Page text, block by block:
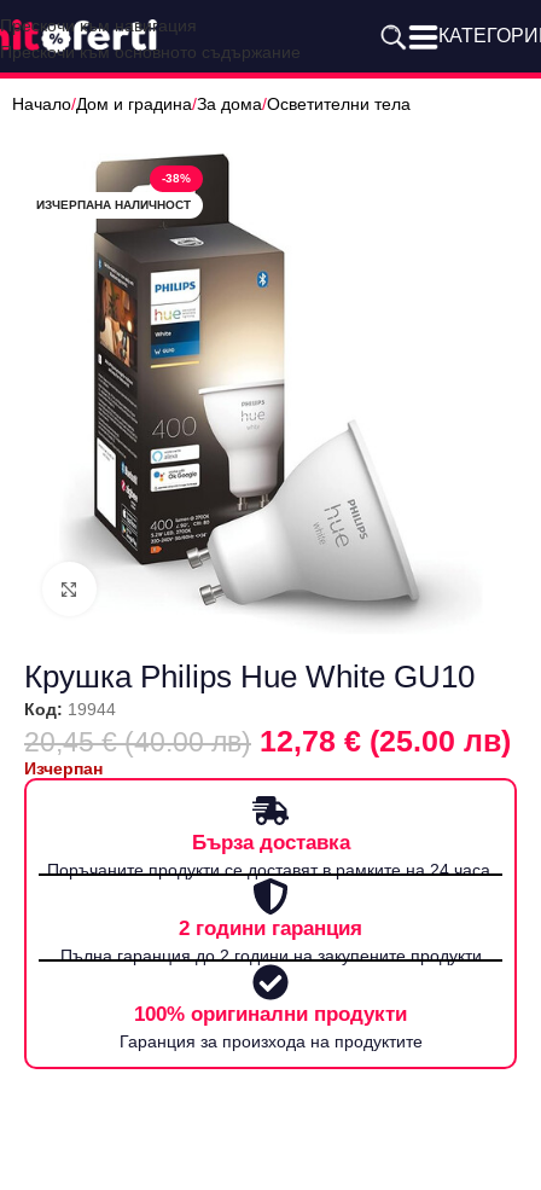
Прескочи към навигация
Прескочи към основното съдържание
Начало/Дом и градина/За дома/Осветителни тела
-38%
ИЗЧЕРПАНА НАЛИЧНОСТ
Щракнете за уголемяване
Крушка Philips Hue White GU10
Код: 19944
20,45 € (40.00 лв) 12,78 € (25.00 лв)
Изчерпан
Бърза доставка
Поръчаните продукти се доставят в рамките на 24 часа.
2 години гаранция
Пълна гаранция до 2 години на закупените продукти
100% оригинални продукти
Гаранция за произхода на продуктите